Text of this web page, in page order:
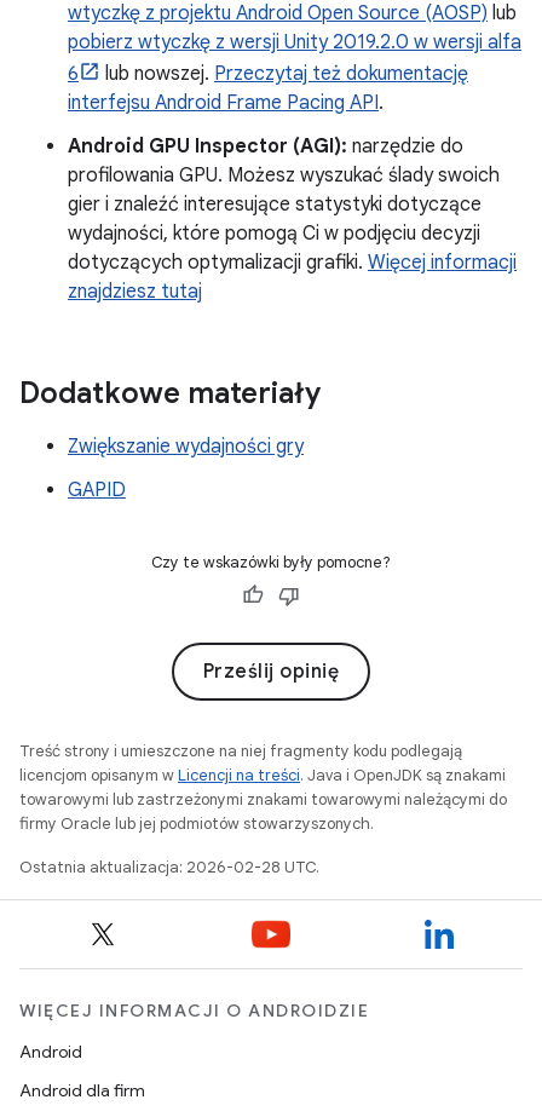
wtyczkę z projektu Android Open Source (AOSP) lub
pobierz wtyczkę z wersji Unity 2019.2.0 w wersji alfa
6
lub nowszej. Przeczytaj też dokumentację
interfejsu Android Frame Pacing API.
Android GPU Inspector (AGI): narzędzie do
profilowania GPU. Możesz wyszukać ślady swoich
gier i znaleźć interesujące statystyki dotyczące
wydajności, które pomogą Ci w podjęciu decyzji
dotyczących optymalizacji grafiki. Więcej informacji
znajdziesz tutaj
Dodatkowe materiały
Zwiększanie wydajności gry
GAPID
Czy te wskazówki były pomocne?
Prześlij opinię
Treść strony i umieszczone na niej fragmenty kodu podlegają
licencjom opisanym wLicencji na treści. Java i OpenJDK są znakami
towarowymi lub zastrzeżonymi znakami towarowymi należącymi do
firmy Oracle lub jej podmiotów stowarzyszonych.
Ostatnia aktualizacja: 2026-02-28 UTC.
WIĘCEJ INFORMACJI O ANDROIDZIE
Android
Android dla firm